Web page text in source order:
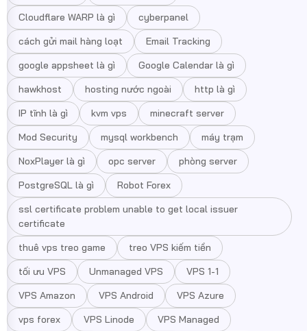
Cloudflare WARP là gì
cyberpanel
cách gửi mail hàng loạt
Email Tracking
google appsheet là gì
Google Calendar là gì
hawkhost
hosting nước ngoài
http là gì
IP tĩnh là gì
kvm vps
minecraft server
Mod Security
mysql workbench
máy trạm
NoxPlayer là gì
opc server
phòng server
PostgreSQL là gì
Robot Forex
ssl certificate problem unable to get local issuer
certificate
thuê vps treo game
treo VPS kiếm tiền
tối ưu VPS
Unmanaged VPS
VPS 1-1
VPS Amazon
VPS Android
VPS Azure
vps forex
VPS Linode
VPS Managed